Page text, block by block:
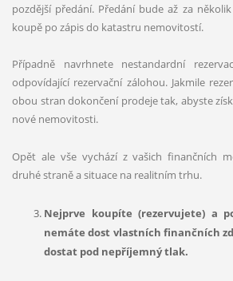
pozdější předání. Předání bude až za
koupě po zápis do katastru nemovitostí.
Případně navrhnete nestandardní
odpovídající rezervační zálohou. Jakmile
obou stran dokončení prodeje tak, abyste
nové nemovitosti.
Opět ale vše vychází z vašich finančních
druhé straně a situace na realitním trhu.
Nejprve koupíte (rezervujete) a
nemáte dost vlastních finančních
dostat pod nepříjemný tlak.